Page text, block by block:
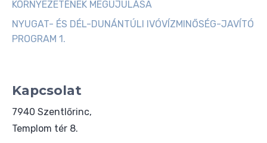
KÖRNYEZETÉNEK MEGÚJULÁSA
NYUGAT- ÉS DÉL-DUNÁNTÚLI IVÓVÍZMINŐSÉG-JAVÍTÓ
PROGRAM 1.
Kapcsolat
7940 Szentlőrinc,
Templom tér 8.